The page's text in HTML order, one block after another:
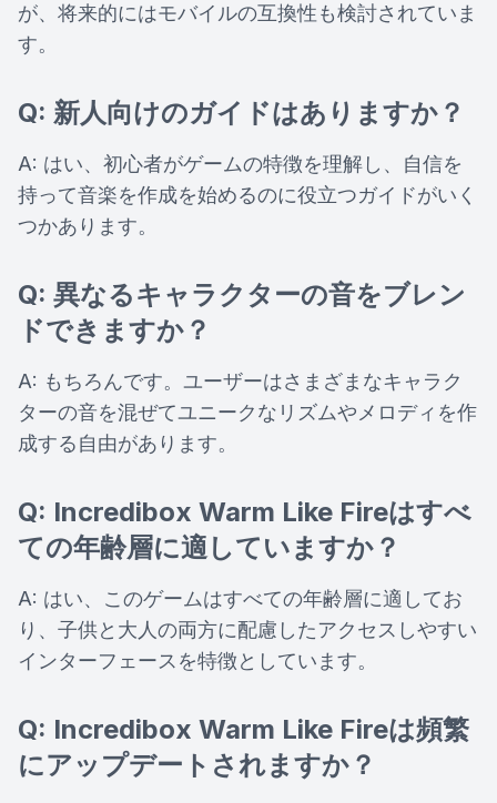
が、将来的にはモバイルの互換性も検討されていま
す。
Q: 新人向けのガイドはありますか？
A: はい、初心者がゲームの特徴を理解し、自信を
持って音楽を作成を始めるのに役立つガイドがいく
つかあります。
Q: 異なるキャラクターの音をブレン
ドできますか？
A: もちろんです。ユーザーはさまざまなキャラク
ターの音を混ぜてユニークなリズムやメロディを作
成する自由があります。
Q: Incredibox Warm Like Fireはすべ
ての年齢層に適していますか？
A: はい、このゲームはすべての年齢層に適してお
り、子供と大人の両方に配慮したアクセスしやすい
インターフェースを特徴としています。
Q: Incredibox Warm Like Fireは頻繁
にアップデートされますか？